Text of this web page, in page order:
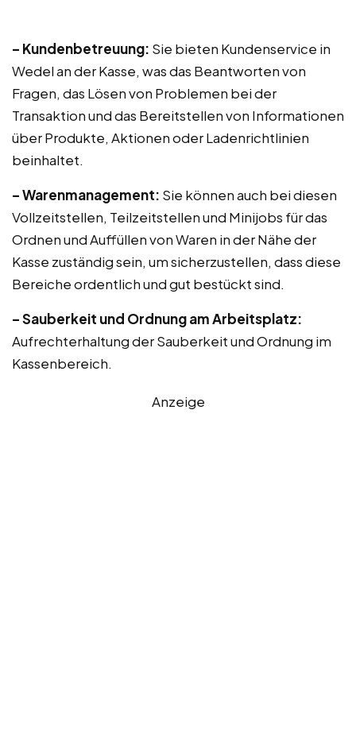
– Kundenbetreuung: Sie bieten Kundenservice in
Wedel an der Kasse, was das Beantworten von
Fragen, das Lösen von Problemen bei der
Transaktion und das Bereitstellen von Informationen
über Produkte, Aktionen oder Ladenrichtlinien
beinhaltet.
– Warenmanagement: Sie können auch bei diesen
Vollzeitstellen, Teilzeitstellen und Minijobs für das
Ordnen und Auffüllen von Waren in der Nähe der
Kasse zuständig sein, um sicherzustellen, dass diese
Bereiche ordentlich und gut bestückt sind.
– Sauberkeit und Ordnung am Arbeitsplatz:
Aufrechterhaltung der Sauberkeit und Ordnung im
Kassenbereich.
Anzeige